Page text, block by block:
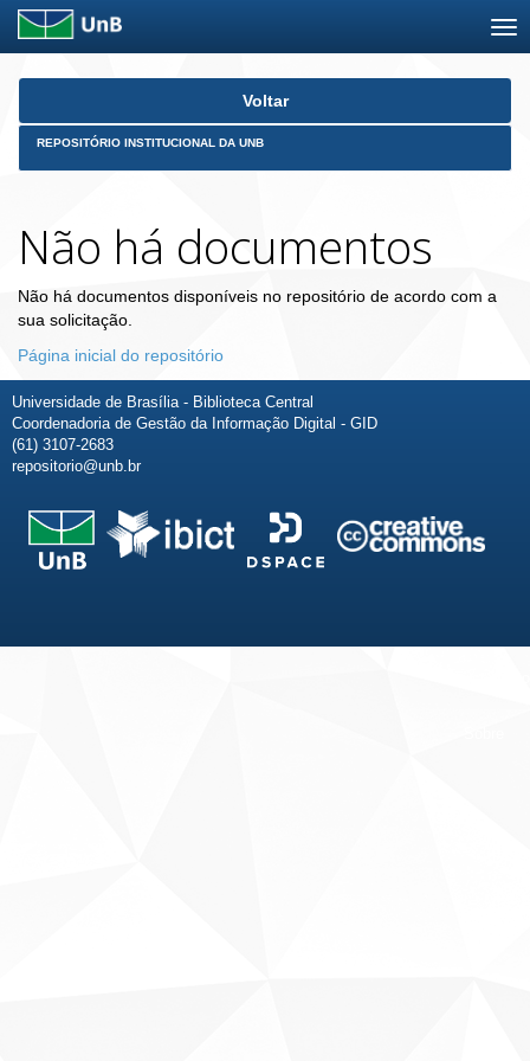
Skip
Voltar
REPOSITÓRIO INSTITUCIONAL DA UNB
Não há documentos
Não há documentos disponíveis no repositório de acordo com a
sua solicitação.
Página inicial do repositório
Universidade de Brasília - Biblioteca Central
Coordenadoria de Gestão da Informação Digital - GID
(61) 3107-2683
repositorio@unb.br